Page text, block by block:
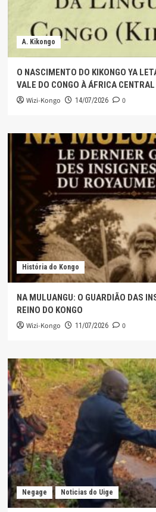
A. Kikongo
O NASCIMENTO DO KIKONGO YA
VALE DO CONGO À ÁFRICA CENTRAL
Wizi-Kongo 14/07/2026 0
História do Kongo
NA MULUANGU: O GUARDIÃO DAS
REINO DO KONGO
Wizi-Kongo 11/07/2026 0
Negage Noticias do Uige